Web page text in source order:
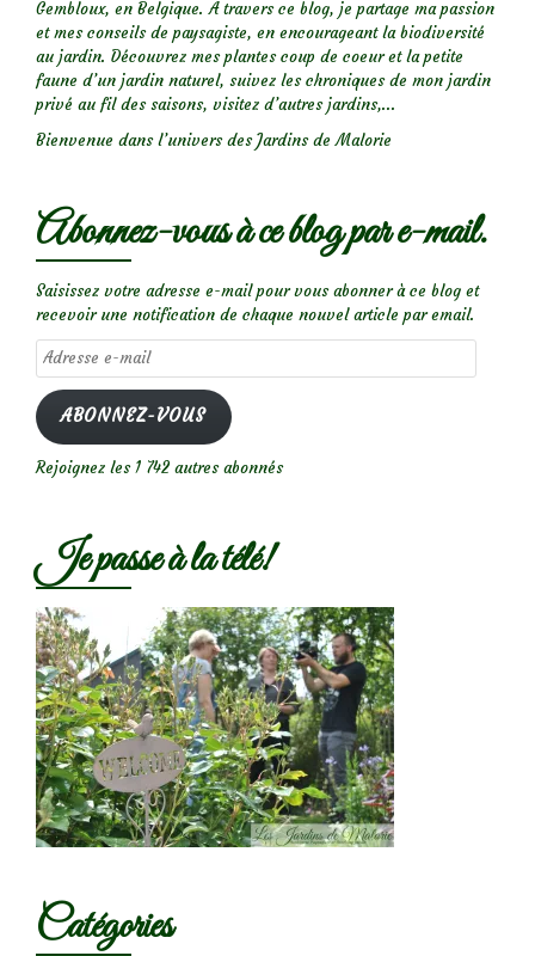
Gembloux, en Belgique. A travers ce blog, je partage ma passion
et mes conseils de paysagiste, en encourageant la biodiversité
au jardin. Découvrez mes plantes coup de coeur et la petite
faune d’un jardin naturel, suivez les chroniques de mon jardin
privé au fil des saisons, visitez d’autres jardins,...
Bienvenue dans l’univers des Jardins de Malorie
Abonnez-vous à ce blog par e-mail.
Saisissez votre adresse e-mail pour vous abonner à ce blog et
recevoir une notification de chaque nouvel article par email.
Adresse
e-
mail
ABONNEZ-VOUS
Rejoignez les 1 742 autres abonnés
Je passe à la télé!
Catégories